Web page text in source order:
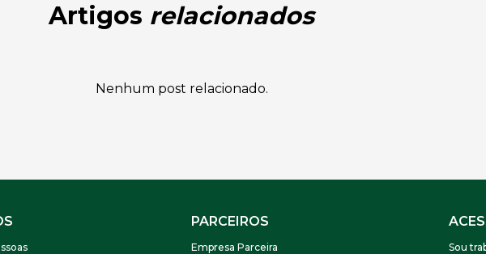
Artigos relacionados
Nenhum post relacionado.
PARCEIROS
Empresa Parceira
Sou